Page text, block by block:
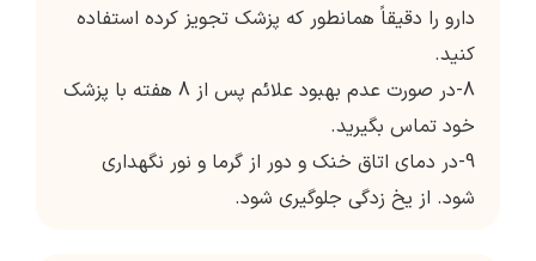
دارو را دقیقاً همانطور که پزشک تجویز کرده استفاده
کنید.
8-در صورت عدم بهبود علائم پس از 8 هفته با پزشک
خود تماس بگیرید.
9-در دمای اتاق خنک و دور از گرما و نور نگهداری
شود. از یخ زدگی جلوگیری شود.